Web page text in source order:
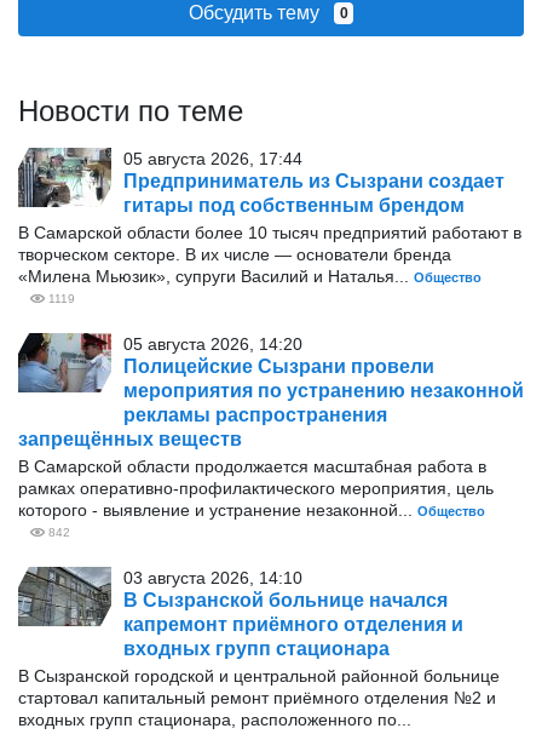
Обсудить тему 0
Новости по теме
05 августа 2026, 17:44
Предприниматель из Сызрани создает
гитары под собственным брендом
В Самарской области более 10 тысяч предприятий работают в
творческом секторе. В их числе — основатели бренда
«Милена Мьюзик», супруги Василий и Наталья...
Общество
1119
05 августа 2026, 14:20
Полицейские Сызрани провели
мероприятия по устранению незаконной
рекламы распространения
запрещённых веществ
В Самарской области продолжается масштабная работа в
рамках оперативно‑профилактического мероприятия, цель
которого - выявление и устранение незаконной...
Общество
842
03 августа 2026, 14:10
В Сызранской больнице начался
капремонт приёмного отделения и
входных групп стационара
В Сызранской городской и центральной районной больнице
стартовал капитальный ремонт приёмного отделения №2 и
входных групп стационара, расположенного по...